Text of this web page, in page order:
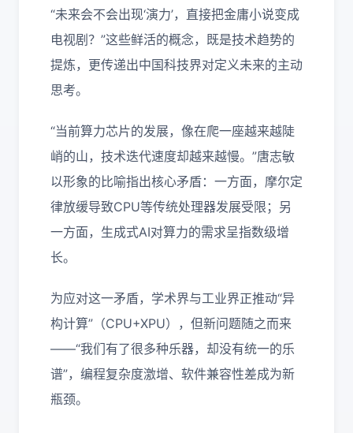
“未来会不会出现‘演力’，直接把金庸小说变成
电视剧？”这些鲜活的概念，既是技术趋势的
提炼，更传递出中国科技界对定义未来的主动
思考。
“当前算力芯片的发展，像在爬一座越来越陡
峭的山，技术迭代速度却越来越慢。”唐志敏
以形象的比喻指出核心矛盾：一方面，摩尔定
律放缓导致CPU等传统处理器发展受限；另
一方面，生成式AI对算力的需求呈指数级增
长。
为应对这一矛盾，学术界与工业界正推动“异
构计算”（CPU+XPU），但新问题随之而来
——“我们有了很多种乐器，却没有统一的乐
谱”，编程复杂度激增、软件兼容性差成为新
瓶颈。